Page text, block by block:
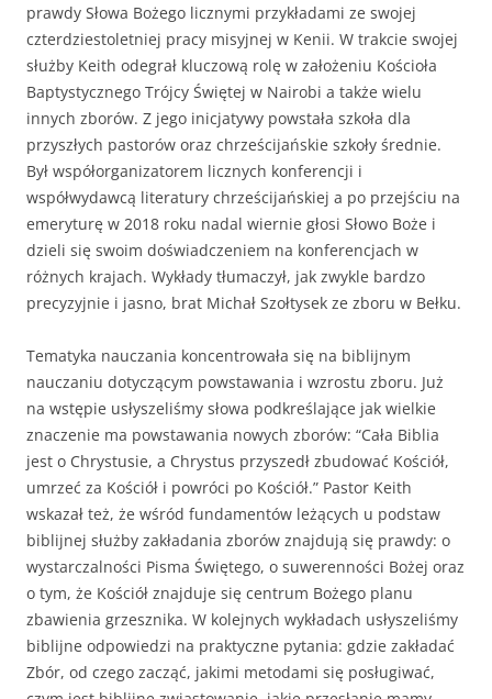
prawdy Słowa Bożego licznymi przykładami ze swojej
czterdziestoletniej pracy misyjnej w Kenii. W trakcie swojej
służby Keith odegrał kluczową rolę w założeniu Kościoła
Baptystycznego Trójcy Świętej w Nairobi a także wielu
innych zborów. Z jego inicjatywy powstała szkoła dla
przyszłych pastorów oraz chrześcijańskie szkoły średnie.
Był współorganizatorem licznych konferencji i
współwydawcą literatury chrześcijańskiej a po przejściu na
emeryturę w 2018 roku nadal wiernie głosi Słowo Boże i
dzieli się swoim doświadczeniem na konferencjach w
różnych krajach. Wykłady tłumaczył, jak zwykle bardzo
precyzyjnie i jasno, brat Michał Szołtysek ze zboru w Bełku.
Tematyka nauczania koncentrowała się na biblijnym
nauczaniu dotyczącym powstawania i wzrostu zboru. Już
na wstępie usłyszeliśmy słowa podkreślające jak wielkie
znaczenie ma powstawania nowych zborów: “Cała Biblia
jest o Chrystusie, a Chrystus przyszedł zbudować Kościół,
umrzeć za Kościół i powróci po Kościół.” Pastor Keith
wskazał też, że wśród fundamentów leżących u podstaw
biblijnej służby zakładania zborów znajdują się prawdy: o
wystarczalności Pisma Świętego, o suwerenności Bożej oraz
o tym, że Kościół znajduje się centrum Bożego planu
zbawienia grzesznika. W kolejnych wykładach usłyszeliśmy
biblijne odpowiedzi na praktyczne pytania: gdzie zakładać
Zbór, od czego zacząć, jakimi metodami się posługiwać,